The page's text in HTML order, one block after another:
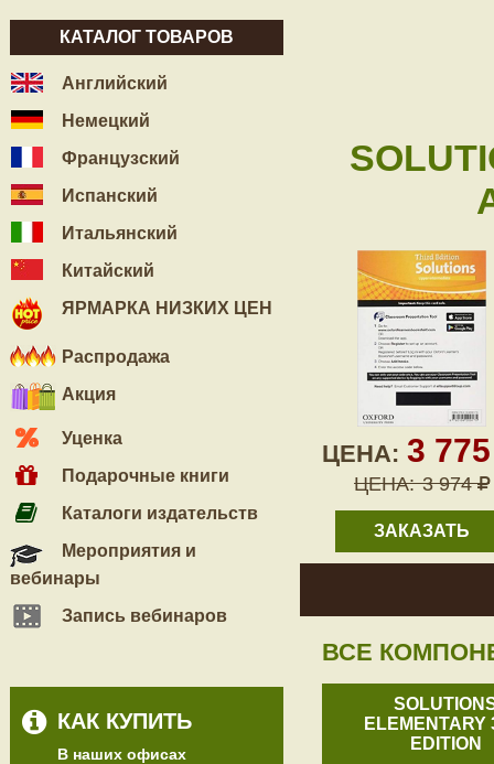
КАТАЛОГ ТОВАРОВ
Английский
Немецкий
Французский
Испанский
Итальянский
Китайский
ЯРМАРКА НИЗКИХ ЦЕН
Распродажа
Акция
Уценка
Подарочные книги
Каталоги издательств
Мероприятия и
вебинары
Запись вебинаров
КАК КУПИТЬ
В наших офисах
ЦЕНА: 3
ЦЕНА: 3 974
ЗАКАЗАТЬ
ВСЕ
ELEMENTARY
EDITION